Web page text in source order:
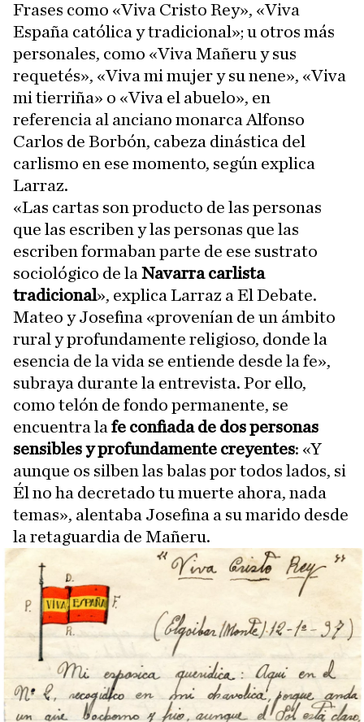
Frases como «Viva Cristo Rey», «Viva
España católica y tradicional»; u otros más
personales, como «Viva Mañeru y sus
requetés», «Viva mi mujer y su nene», «Viva
mi tierriña» o «Viva el abuelo», en
referencia al anciano monarca Alfonso
Carlos de Borbón, cabeza dinástica del
carlismo en ese momento, según explica
Larraz.
«Las cartas son producto de las personas
que las escriben y las personas que las
escriben formaban parte de ese sustrato
sociológico de la Navarra carlista
tradicional», explica Larraz a El Debate.
Mateo y Josefina «provenían de un ámbito
rural y profundamente religioso, donde la
esencia de la vida se entiende desde la fe»,
subraya durante la entrevista. Por ello,
como telón de fondo permanente, se
encuentra la fe confiada de dos personas
sensibles y profundamente creyentes: «Y
aunque os silben las balas por todos lados, si
Él no ha decretado tu muerte ahora, nada
temas», alentaba Josefina a su marido desde
la retaguardia de Mañeru.